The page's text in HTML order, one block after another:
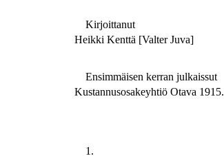
Kirjoittanut
Heikki Kenttä [Valter Juva]
Ensimmäisen kerran julkaissut
Kustannusosakeyhtiö Otava 1915.
1.